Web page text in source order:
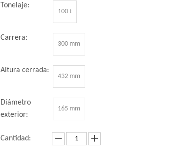
Tonelaje:
100 t
Carrera:
300 mm
Altura cerrada:
432 mm
Diámetro
exterior:
165 mm
Cantidad: